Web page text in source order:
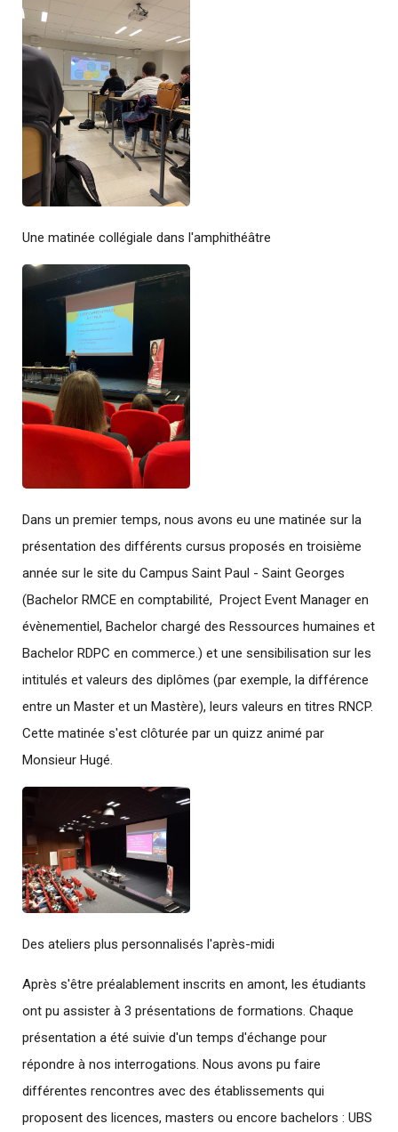
Une matinée collégiale dans l'amphithéâtre
Dans un premier temps, nous avons eu une matinée sur la
présentation des différents cursus proposés en troisième
année sur le site du Campus Saint Paul - Saint Georges
(Bachelor RMCE en comptabilité, Project Event Manager en
évènementiel, Bachelor chargé des Ressources humaines et
Bachelor RDPC en commerce.) et une sensibilisation sur les
intitulés et valeurs des diplômes (par exemple, la différence
entre un Master et un Mastère), leurs valeurs en titres RNCP.
Cette matinée s'est clôturée par un quizz animé par
Monsieur Hugé.
Des ateliers plus personnalisés l'après-midi
Après s'être préalablement inscrits en amont, les étudiants
ont pu assister à 3 présentations de formations. Chaque
présentation a été suivie d'un temps d'échange pour
répondre à nos interrogations. Nous avons pu faire
différentes rencontres avec des établissements qui
proposent des licences, masters ou encore bachelors : UBS